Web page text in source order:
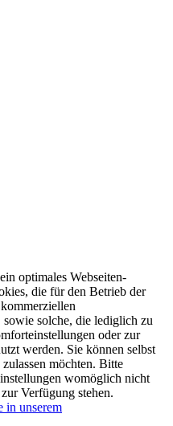
optimales Webseiten-
die für den Betrieb der
solche, die lediglich zu
oder zur
werden. Sie können selbst
möchten. Bitte
womöglich nicht
Verfügung stehen.
in unserem